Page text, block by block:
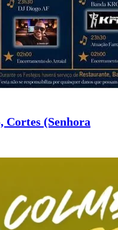
Cortes (Senhora